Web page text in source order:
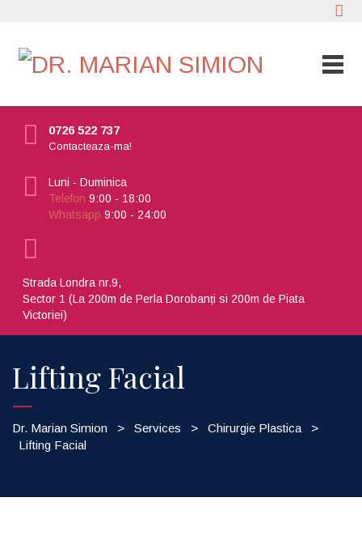
0726 522 737
Contacteaza-ma!
Luni - Duminica
Telefon 9:00 - 18:00
Whatsapp 9:00 - 24:00
Strada Londra nr.9,
Sector 1 (La 200m de Perla Dorobanți si 200m de Piata
Victoriei)
Lifting Facial
Dr. Marian Simion > Services > Chirurgie Plastica
>
Lifting Facial